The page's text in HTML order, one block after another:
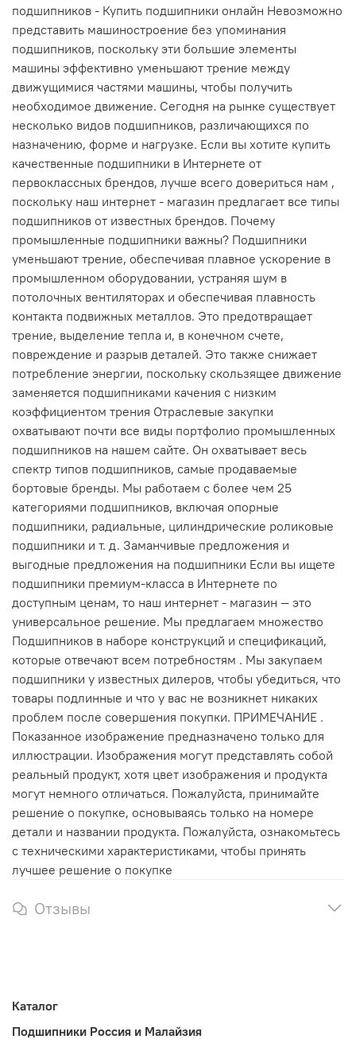
подшипников - Купить подшипники онлайн Невозможно
представить машиностроение без упоминания
подшипников, поскольку эти большие элементы
машины эффективно уменьшают трение между
движущимися частями машины, чтобы получить
необходимое движение. Сегодня на рынке существует
несколько видов подшипников, различающихся по
назначению, форме и нагрузке. Если вы хотите купить
качественные подшипники в Интернете от
первоклассных брендов, лучше всего довериться нам ,
поскольку наш интернет - магазин предлагает все типы
подшипников от известных брендов. Почему
промышленные подшипники важны? Подшипники
уменьшают трение, обеспечивая плавное ускорение в
промышленном оборудовании, устраняя шум в
потолочных вентиляторах и обеспечивая плавность
контакта подвижных металлов. Это предотвращает
трение, выделение тепла и, в конечном счете,
повреждение и разрыв деталей. Это также снижает
потребление энергии, поскольку скользящее движение
заменяется подшипниками качения с низким
коэффициентом трения Отраслевые закупки
охватывают почти все виды портфолио промышленных
подшипников на нашем сайте. Он охватывает весь
спектр типов подшипников, самые продаваемые
бортовые бренды. Мы работаем с более чем 25
категориями подшипников, включая опорные
подшипники, радиальные, цилиндрические роликовые
подшипники и т. д. Заманчивые предложения и
выгодные предложения на подшипники Если вы ищете
подшипники премиум-класса в Интернете по
доступным ценам, то наш интернет - магазин — это
универсальное решение. Мы предлагаем множество
Подшипников в наборе конструкций и спецификаций,
которые отвечают всем потребностям . Мы закупаем
подшипники у известных дилеров, чтобы убедиться, что
товары подлинные и что у вас не возникнет никаких
проблем после совершения покупки. ПРИМЕЧАНИЕ .
Показанное изображение предназначено только для
иллюстрации. Изображения могут представлять собой
реальный продукт, хотя цвет изображения и продукта
могут немного отличаться. Пожалуйста, принимайте
решение о покупке, основываясь только на номере
детали и названии продукта. Пожалуйста, ознакомьтесь
с техническими характеристиками, чтобы принять
лучшее решение о покупке
Отзывы
Каталог
Подшипники Россия и Малайзия